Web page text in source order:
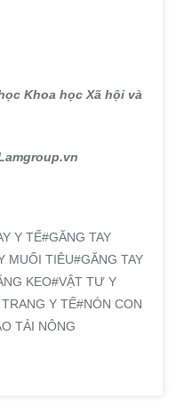
Khoa học Xã hội và
Y TẾ#GĂNG TAY
MUỐI TIÊU#GĂNG TAY
KEO#VẬT TƯ Y
Y TẾ#NÓN CON
TẢI NÔNG